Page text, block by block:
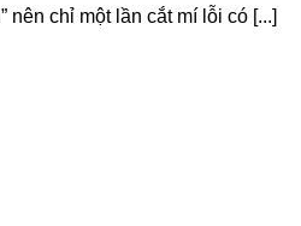
nên chỉ một lần cắt mí lỗi có [...]